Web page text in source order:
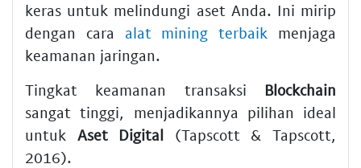
keras untuk melindungi aset Anda. Ini mirip
dengan cara alat mining terbaik menjaga
keamanan jaringan.
Tingkat keamanan transaksi Blockchain
sangat tinggi, menjadikannya pilihan ideal
untuk Aset Digital (Tapscott & Tapscott,
2016).